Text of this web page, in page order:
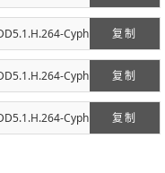
复制
Cyph
复制
Cyph
复制
Cyph